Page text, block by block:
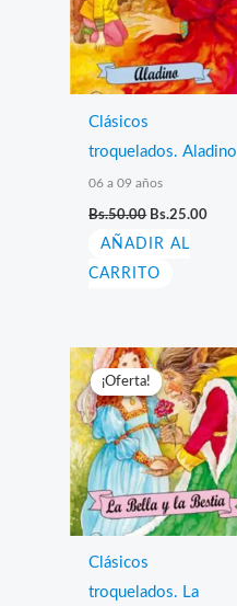
Clásicos
troquelados. Aladino
06 a 09 años
Bs.50.00 El
original
Bs.50.00.
Bs.25.00
AÑADIR AL
CARRITO
¡Oferta!
¡Oferta!
Clásicos
troquelados. La